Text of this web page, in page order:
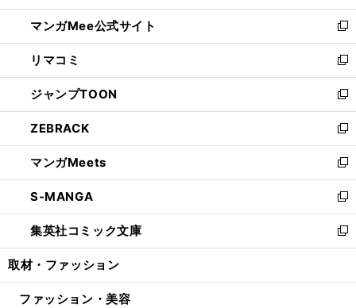
開
く
ン
ド
ウ
で
開
く
ウ
ィ
ン
ド
ウ
で
開
く
し
い
ウ
ィ
ン
ド
ウ
で
開
く
マンガMee公式サイト
新
し
い
ウ
ィ
ン
ド
ウ
で
開
く
リマコミ
新
し
い
ウ
ィ
ン
ド
ウ
で
開
く
ジャンプTOON
新
し
い
ウ
ィ
ン
ド
ウ
で
開
ZEBRACK
新
し
い
ウ
ィ
ン
ド
ウ
開
マンガMeets
新
し
い
ウ
ィ
ン
ウ
S-MANGA
新
し
い
ウ
ン
集英社コミック文庫
新
し
ウ
取材・ファッション
ファッション・美容